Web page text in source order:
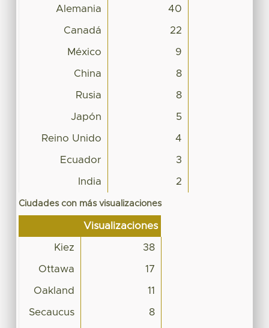
Alemania 40
Canadá 22
México 9
China 8
Rusia 8
Japón 5
Reino Unido 4
Ecuador 3
India 2
Ciudades con más visualizaciones
Visualizaciones
Kiez 38
Ottawa 17
Oakland 11
Secaucus 8